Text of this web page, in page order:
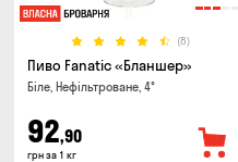
(8)
Пиво Fanatic «Бланшер»
Біле, Нефільтроване, 4°
92,90
грн за 1 кг